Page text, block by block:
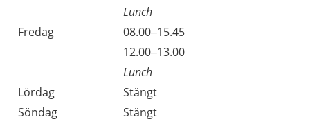
Lunch
Fredag
08.00–15.45
12.00–13.00
Lunch
Lördag
Stängt
Söndag
Stängt